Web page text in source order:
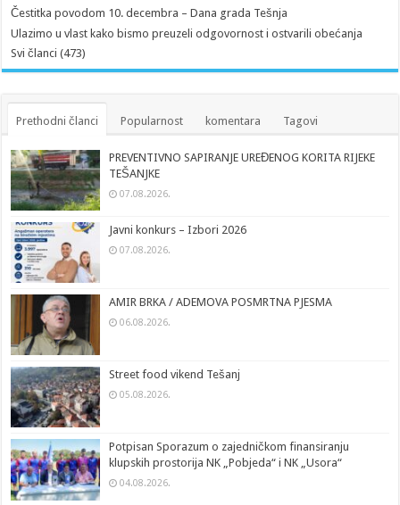
Čestitka povodom 10. decembra – Dana grada Tešnja
Ulazimo u vlast kako bismo preuzeli odgovornost i ostvarili obećanja
Svi članci (473)
Prethodni članci Popularnost komentara Tagovi
PREVENTIVNO SAPIRANJE UREĐENOG KORITA RIJEKE
TEŠANJKE
07.08.2026.
Javni konkurs – Izbori 2026
07.08.2026.
AMIR BRKA / ADEMOVA POSMRTNA PJESMA
06.08.2026.
Street food vikend Tešanj
05.08.2026.
Potpisan Sporazum o zajedničkom finansiranju
klupskih prostorija NK „Pobjeda“ i NK „Usora“
04.08.2026.